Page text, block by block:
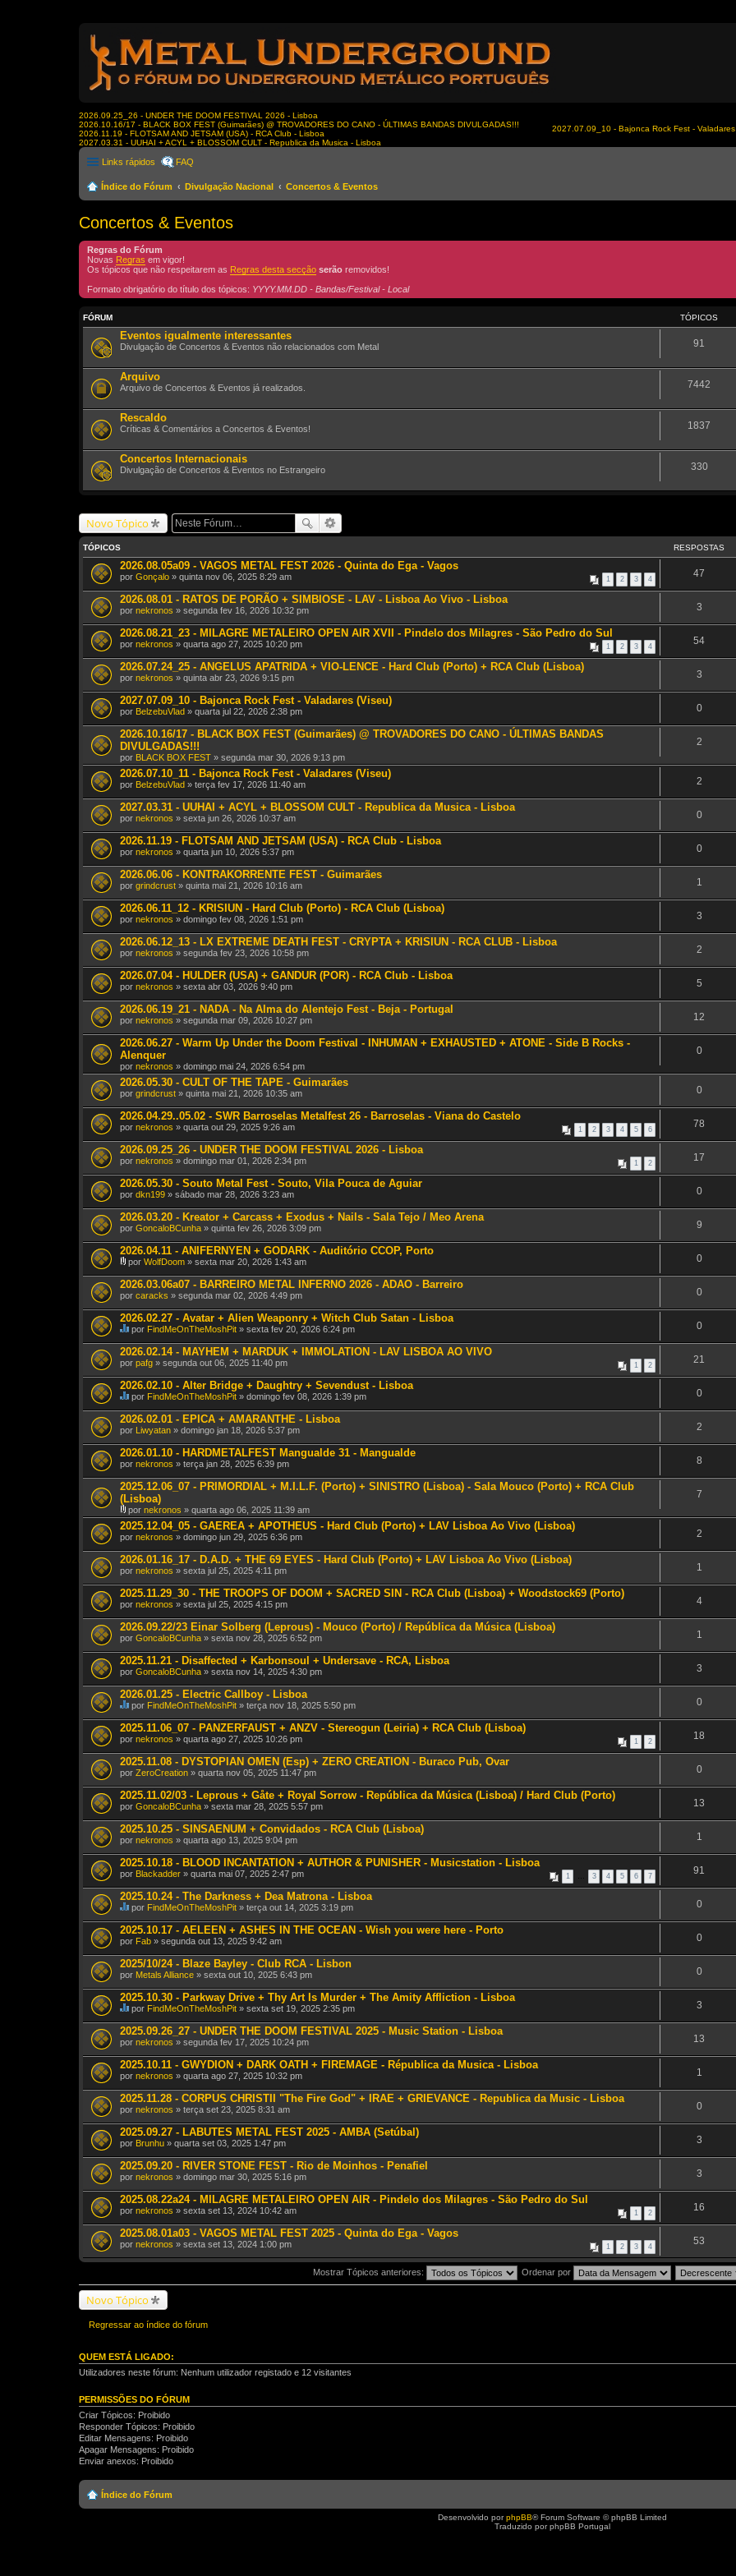
2026.09.25_26 - UNDER THE DOOM FESTIVAL 2026 - Lisboa
2026.10.16/17 - BLACK BOX FEST (Guimarães) @ TROVADORES DO CANO - ÚLTIMAS BANDAS DIVULGADAS!!!
2026.11.19 - FLOTSAM AND JETSAM (USA) - RCA Club - Lisboa
2027.03.31 - UUHAI + ACYL + BLOSSOM CULT - Republica da Musica - Lisboa
2027.07.09_10 - Bajonca Rock Fest -
Links rápidos FAQ
Índice do Fórum Divulgação Nacional Concertos & Eventos
Concertos & Eventos
Regras do Fórum
Novas Regras em vigor!
Os tópicos que não respeitarem as Regras desta secção serão removidos!
Formato obrigatório do título dos tópicos: YYYY.MM.DD - Bandas/Festival - Local
FÓRUM TÓPICOS
Eventos igualmente interessantes
Divulgação de Concertos & Eventos não relacionados com Metal 91
Arquivo
Arquivo de Concertos & Eventos já realizados. 7442
Rescaldo
Críticas & Comentários a Concertos & Eventos! 1837
Concertos Internacionais
Divulgação de Concertos & Eventos no Estrangeiro 330
Novo Tópico
TÓPICOS RESPOSTAS
2026.08.05a09 - VAGOS METAL FEST 2026 - Quinta do Ega - Vagos
1 2 3 4
por Gonçalo » quinta nov 06, 2025 8:29 am 47
2026.08.01 - RATOS DE PORÃO + SIMBIOSE - LAV - Lisboa Ao Vivo - Lisboa
por nekronos » segunda fev 16, 2026 10:32 pm 3
2026.08.21_23 - MILAGRE METALEIRO OPEN AIR XVII - Pindelo dos Milagres - São Pedro do Sul
1 2 3 4
por nekronos » quarta ago 27, 2025 10:20 pm 54
2026.07.24_25 - ANGELUS APATRIDA + VIO-LENCE - Hard Club (Porto) + RCA Club (Lisboa)
por nekronos » quinta abr 23, 2026 9:15 pm 3
2027.07.09_10 - Bajonca Rock Fest - Valadares (Viseu)
por BelzebuVlad » quarta jul 22, 2026 2:38 pm 0
2026.10.16/17 - BLACK BOX FEST (Guimarães) @ TROVADORES DO CANO - ÚLTIMAS BANDAS
DIVULGADAS!!!
por BLACK BOX FEST » segunda mar 30, 2026 9:13 pm
2
2026.07.10_11 - Bajonca Rock Fest - Valadares (Viseu)
por BelzebuVlad » terça fev 17, 2026 11:40 am 2
2027.03.31 - UUHAI + ACYL + BLOSSOM CULT - Republica da Musica - Lisboa
por nekronos » sexta jun 26, 2026 10:37 am 0
2026.11.19 - FLOTSAM AND JETSAM (USA) - RCA Club - Lisboa
por nekronos » quarta jun 10, 2026 5:37 pm 0
2026.06.06 - KONTRAKORRENTE FEST - Guimarães
por grindcrust » quinta mai 21, 2026 10:16 am 1
2026.06.11_12 - KRISIUN - Hard Club (Porto) - RCA Club (Lisboa)
por nekronos » domingo fev 08, 2026 1:51 pm 3
2026.06.12_13 - LX EXTREME DEATH FEST - CRYPTA + KRISIUN - RCA CLUB - Lisboa
por nekronos » segunda fev 23, 2026 10:58 pm 2
2026.07.04 - HULDER (USA) + GANDUR (POR) - RCA Club - Lisboa
por nekronos » sexta abr 03, 2026 9:40 pm 5
2026.06.19_21 - NADA - Na Alma do Alentejo Fest - Beja - Portugal
por nekronos » segunda mar 09, 2026 10:27 pm 12
2026.06.27 - Warm Up Under the Doom Festival - INHUMAN + EXHAUSTED + ATONE - Side B Rocks -
Alenquer
por nekronos » domingo mai 24, 2026 6:54 pm
0
2026.05.30 - CULT OF THE TAPE - Guimarães
por grindcrust » quinta mai 21, 2026 10:35 am 0
2026.04.29..05.02 - SWR Barroselas Metalfest 26 - Barroselas - Viana do Castelo
1 2 3 4 5 6
por nekronos » quarta out 29, 2025 9:26 am 78
2026.09.25_26 - UNDER THE DOOM FESTIVAL 2026 - Lisboa
1 2
por nekronos » domingo mar 01, 2026 2:34 pm 17
2026.05.30 - Souto Metal Fest - Souto, Vila Pouca de Aguiar
por dkn199 » sábado mar 28, 2026 3:23 am 0
2026.03.20 - Kreator + Carcass + Exodus + Nails - Sala Tejo / Meo Arena
por GoncaloBCunha » quinta fev 26, 2026 3:09 pm 9
2026.04.11 - ANIFERNYEN + GODARK - Auditório CCOP, Porto
A
n
e
x
o
(
s
por WolfDoom » sexta mar 20, 2026 1:43 am 0
2026.03.06a07 - BARREIRO METAL INFERNO 2026 - ADAO - Barreiro
por caracks » segunda mar 02, 2026 4:49 pm 0
2026.02.27 - Avatar + Alien Weaponry + Witch Club Satan - Lisboa
E
s
t
e
T
ó
p
c
o
t
e
m
u
m
a
v
o
t
a
ç
o
.
por FindMeOnTheMoshPit » sexta fev 20, 2026 6:24 pm 0
2026.02.14 - MAYHEM + MARDUK + IMMOLATION - LAV LISBOA AO VIVO
1 2
por pafg » segunda out 06, 2025 11:40 pm 21
2026.02.10 - Alter Bridge + Daughtry + Sevendust - Lisboa
E
s
t
e
T
ó
p
c
o
t
e
m
u
m
a
v
o
t
a
ç
o
.
por FindMeOnTheMoshPit » domingo fev 08, 2026 1:39 pm 0
2026.02.01 - EPICA + AMARANTHE - Lisboa
por Liwyatan » domingo jan 18, 2026 5:37 pm 2
2026.01.10 - HARDMETALFEST Mangualde 31 - Mangualde
por nekronos » terça jan 28, 2025 6:39 pm 8
2025.12.06_07 - PRIMORDIAL + M.I.L.F. (Porto) + SINISTRO (Lisboa) - Sala Mouco (Porto) + RCA Club
(Lisboa)
A
n
e
o
(
s
)
por nekronos » quarta ago 06, 2025 11:39 am
7
2025.12.04_05 - GAEREA + APOTHEUS - Hard Club (Porto) + LAV Lisboa Ao Vivo (Lisboa)
por nekronos » domingo jun 29, 2025 6:36 pm 2
2026.01.16_17 - D.A.D. + THE 69 EYES - Hard Club (Porto) + LAV Lisboa Ao Vivo (Lisboa)
por nekronos » sexta jul 25, 2025 4:11 pm 1
2025.11.29_30 - THE TROOPS OF DOOM + SACRED SIN - RCA Club (Lisboa) + Woodstock69 (Porto)
por nekronos » sexta jul 25, 2025 4:15 pm 4
2026.09.22/23 Einar Solberg (Leprous) - Mouco (Porto) / República da Música (Lisboa)
por GoncaloBCunha » sexta nov 28, 2025 6:52 pm 1
2025.11.21 - Disaffected + Karbonsoul + Undersave - RCA, Lisboa
por GoncaloBCunha » sexta nov 14, 2025 4:30 pm 3
2026.01.25 - Electric Callboy - Lisboa
E
s
t
e
T
ó
p
c
o
t
e
m
u
m
a
v
t
a
ç
ã
o
.
por FindMeOnTheMoshPit » terça nov 18, 2025 5:50 pm 0
2025.11.06_07 - PANZERFAUST + ANZV - Stereogun (Leiria) + RCA Club (Lisboa)
1 2
por nekronos » quarta ago 27, 2025 10:26 pm 18
2025.11.08 - DYSTOPIAN OMEN (Esp) + ZERO CREATION - Buraco Pub, Ovar
por ZeroCreation » quarta nov 05, 2025 11:47 pm 0
2025.11.02/03 - Leprous + Gåte + Royal Sorrow - República da Música (Lisboa) / Hard Club (Porto)
por GoncaloBCunha » sexta mar 28, 2025 5:57 pm 13
2025.10.25 - SINSAENUM + Convidados - RCA Club (Lisboa)
por nekronos » quarta ago 13, 2025 9:04 pm 1
2025.10.18 - BLOOD INCANTATION + AUTHOR & PUNISHER - Musicstation - Lisboa
1 … 3 4 5 6 7
por Blackadder » quarta mai 07, 2025 2:47 pm 91
2025.10.24 - The Darkness + Dea Matrona - Lisboa
E
s
t
e
T
ó
p
c
o
e
m
u
m
a
v
t
a
ç
ã
o
.
por FindMeOnTheMoshPit » terça out 14, 2025 3:19 pm 0
2025.10.17 - AELEEN + ASHES IN THE OCEAN - Wish you were here - Porto
por Fab » segunda out 13, 2025 9:42 am 0
2025/10/24 - Blaze Bayley - Club RCA - Lisbon
por Metals Alliance » sexta out 10, 2025 6:43 pm 0
2025.10.30 - Parkway Drive + Thy Art Is Murder + The Amity Affliction - Lisboa
E
s
t
e
T
ó
p
c
o
t
e
m
u
m
a
v
t
a
ç
ã
o
.
por FindMeOnTheMoshPit » sexta set 19, 2025 2:35 pm 3
2025.09.26_27 - UNDER THE DOOM FESTIVAL 2025 - Music Station - Lisboa
por nekronos » segunda fev 17, 2025 10:24 pm 13
2025.10.11 - GWYDION + DARK OATH + FIREMAGE - Républica da Musica - Lisboa
por nekronos » quarta ago 27, 2025 10:32 pm 1
2025.11.28 - CORPUS CHRISTII "The Fire God" + IRAE + GRIEVANCE - Republica da Music - Lisboa
por nekronos » terça set 23, 2025 8:31 am 0
2025.09.27 - LABUTES METAL FEST 2025 - AMBA (Setúbal)
por Brunhu » quarta set 03, 2025 1:47 pm 3
2025.09.20 - RIVER STONE FEST - Rio de Moinhos - Penafiel
por nekronos » domingo mar 30, 2025 5:16 pm 3
2025.08.22a24 - MILAGRE METALEIRO OPEN AIR - Pindelo dos Milagres - São Pedro do Sul
1 2
por nekronos » sexta set 13, 2024 10:42 am 16
2025.08.01a03 - VAGOS METAL FEST 2025 - Quinta do Ega - Vagos
1 2 3 4
por nekronos » sexta set 13, 2024 1:00 pm 53
Mostrar Tópicos anteriores: Ordenar por
Novo Tópico
Regressar ao índice do fórum
QUEM ESTÁ LIGADO:
Utilizadores neste fórum: Nenhum utilizador registado e 12 visitantes
PERMISSÕES DO FÓRUM
Criar Tópicos: Proibido
Responder Tópicos: Proibido
Editar Mensagens: Proibido
Apagar Mensagens: Proibido
Enviar anexos: Proibido
Índice do Fórum
Desenvolvido porphpBB® Forum Software © phpBB Limited
Traduzido por phpBB Portugal